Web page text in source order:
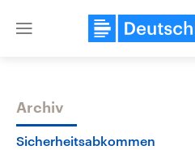
Close
Themen
Archiv
Sicherheitsabkommen